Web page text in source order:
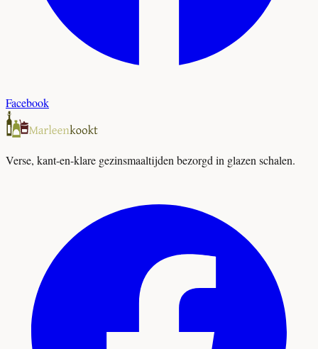
Facebook
Verse, kant-en-klare gezinsmaaltijden bezorgd in glazen schalen.